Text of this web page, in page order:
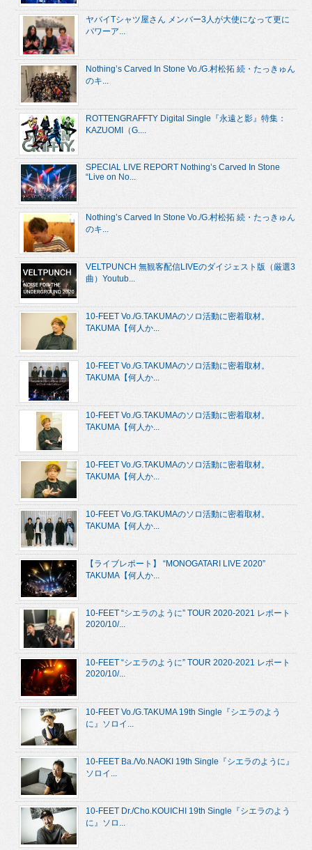
ヤバイTシャツ屋さん メンバー3人が大使になって更に
パワーア...
Nothing’s Carved In Stone Vo./G.村松拓 続・たっきゅん
のキ...
ROTTENGRAFFTY Digital Single『永遠と影』特集：
KAZUOMI（G....
SPECIAL LIVE REPORT Nothing’s Carved In Stone
“Live on No...
Nothing’s Carved In Stone Vo./G.村松拓 続・たっきゅん
のキ...
VELTPUNCH 無観客配信LIVEのダイジェスト版（厳選3
曲）Youtub...
10-FEET Vo./G.TAKUMAのソロ活動に密着取材。
TAKUMA【何人か...
10-FEET Vo./G.TAKUMAのソロ活動に密着取材。
TAKUMA【何人か...
10-FEET Vo./G.TAKUMAのソロ活動に密着取材。
TAKUMA【何人か...
10-FEET Vo./G.TAKUMAのソロ活動に密着取材。
TAKUMA【何人か...
10-FEET Vo./G.TAKUMAのソロ活動に密着取材。
TAKUMA【何人か...
【ライブレポート】 “MONOGATARI LIVE 2020”
TAKUMA【何人か...
10-FEET “シエラのように” TOUR 2020-2021 レポート
2020/10/...
10-FEET “シエラのように” TOUR 2020-2021 レポート
2020/10/...
10-FEET Vo./G.TAKUMA 19th Single『シエラのよう
に』ソロイ...
10-FEET Ba./Vo.NAOKI 19th Single『シエラのように』
ソロイ...
10-FEET Dr./Cho.KOUICHI 19th Single『シエラのよう
に』ソロ...